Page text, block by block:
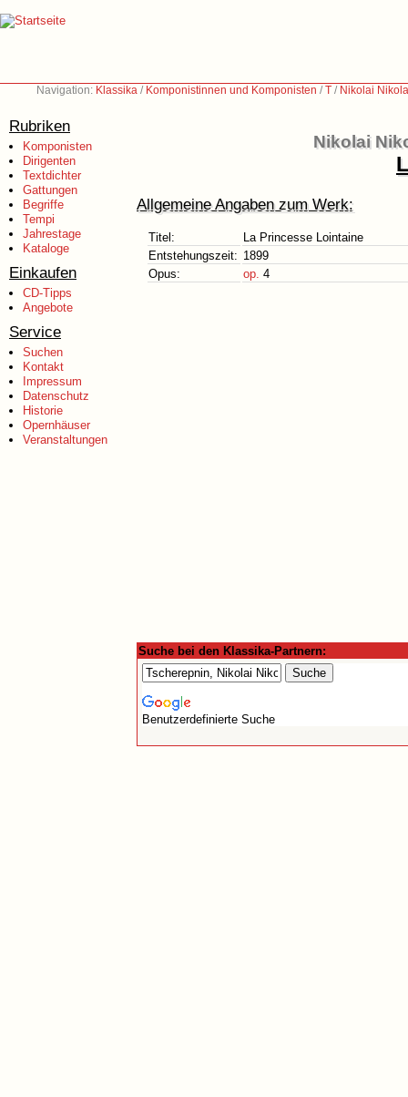
Navigation: Klassika / Komponistinnen und Komponisten /T / Nikolai
Rubriken
Komponisten
Dirigenten
Textdichter
Gattungen
Begriffe
Tempi
Jahrestage
Kataloge
Einkaufen
CD-Tipps
Angebote
Service
Suchen
Kontakt
Impressum
Datenschutz
Historie
Opernhäuser
Veranstaltungen
Nikolai
Allgemeine Angaben zum Werk:
Titel:
La Princesse Lointaine
Entstehungszeit: 1899
Opus:
op. 4
Suche bei den Klassika-Partnern:
Benutzerdefinierte Suche